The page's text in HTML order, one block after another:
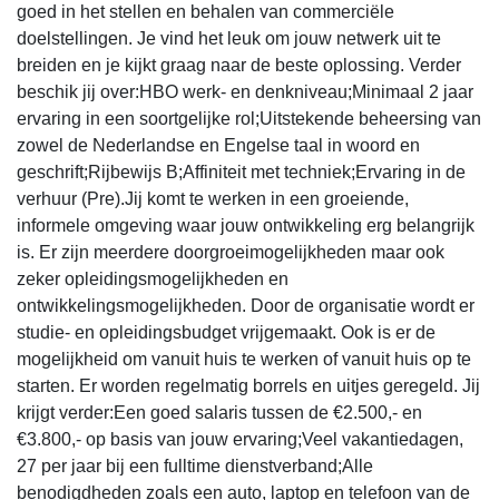
goed in het stellen en behalen van commerciële
doelstellingen. Je vind het leuk om jouw netwerk uit te
breiden en je kijkt graag naar de beste oplossing. Verder
beschik jij over:HBO werk- en denkniveau;Minimaal 2 jaar
ervaring in een soortgelijke rol;Uitstekende beheersing van
zowel de Nederlandse en Engelse taal in woord en
geschrift;Rijbewijs B;Affiniteit met techniek;Ervaring in de
verhuur (Pre).Jij komt te werken in een groeiende,
informele omgeving waar jouw ontwikkeling erg belangrijk
is. Er zijn meerdere doorgroeimogelijkheden maar ook
zeker opleidingsmogelijkheden en
ontwikkelingsmogelijkheden. Door de organisatie wordt er
studie- en opleidingsbudget vrijgemaakt. Ook is er de
mogelijkheid om vanuit huis te werken of vanuit huis op te
starten. Er worden regelmatig borrels en uitjes geregeld. Jij
krijgt verder:Een goed salaris tussen de €2.500,- en
€3.800,- op basis van jouw ervaring;Veel vakantiedagen,
27 per jaar bij een fulltime dienstverband;Alle
benodigdheden zoals een auto, laptop en telefoon van de